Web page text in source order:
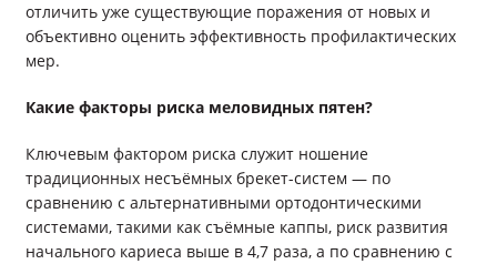
отличить уже существующие поражения от новых и
объективно оценить эффективность профилактических
мер.
Какие факторы риска меловидных пятен?
Ключевым фактором риска служит ношение
традиционных несъёмных брекет-систем — по
сравнению с альтернативными ортодонтическими
системами, такими как съёмные каппы, риск развития
начального кариеса выше в 4,7 раза, а по сравнению с